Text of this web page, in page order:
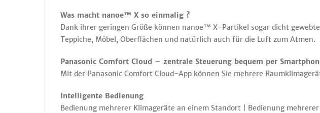
Was macht nanoe™ X so einmalig ?
Dank ihrer geringen Größe können nanoe™ X-Partikel sogar dicht
Teppiche, Möbel, Oberflächen und natürlich auch für die Luft zum Atmen.
Panasonic Comfort Cloud – zentrale Steuerung bequem per
Mit der Panasonic Comfort Cloud-App können Sie mehrere
Intelligente Bedienung
Bedienung mehrerer Klimageräte an einem Standort | Bedienung